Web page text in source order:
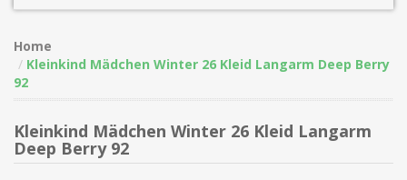
Home
Kleinkind Mädchen Winter 26 Kleid Langarm Deep Berry
92
Kleinkind Mädchen Winter 26 Kleid Langarm
Deep Berry 92